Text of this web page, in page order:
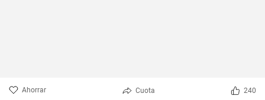
Ahorrar Cuota 240